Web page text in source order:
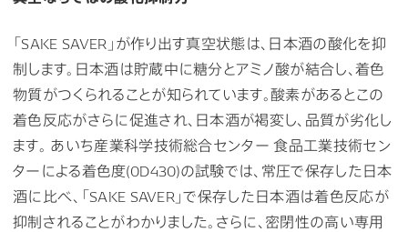
「SAKE SAVER」が作り出す真空状態は、日本酒の酸化を抑
制します。日本酒は貯蔵中に糖分とアミノ酸が結合し、着色
物質がつくられることが知られています。酸素があるとこの
着色反応がさらに促進され、日本酒が褐変し、品質が劣化し
ます。 あいち産業科学技術総合センター 食品工業技術セン
ターによる着色度(0D430)の試験では、常圧で保存した日本
酒に比べ、「SAKE SAVER」で保存した日本酒は着色反応が
抑制されることがわかりました。さらに、密閉性の高い専用